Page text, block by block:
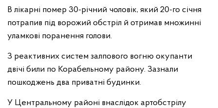
В лікарні помер 30-річний чоловік, який 20-го січня
потрапив під ворожий обстріл й отримав множинні
уламкові поранення голови.
З реактивних систем залпового вогню окупанти
двічі били по Корабельному району. Зазнали
пошкоджень два приватні будинки.
У Центральному районі внаслідок артобстрілу